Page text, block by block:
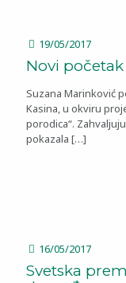
19/05/2017
Novi početak
Suzana Marinković
Kasina, u okviru
porodica“.
pokazala […]
16/05/2017
Svetska